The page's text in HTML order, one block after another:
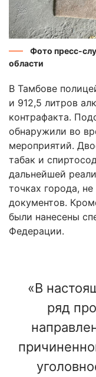
Фото пресс-
области
В Тамбове
и 912,5 литров
контрафакта.
обнаружили во
мероприятий.
табак и
дальнейшей
точках города,
документов.
были нанесены
Федерации.
«В
ряд